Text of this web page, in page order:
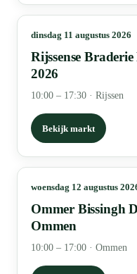
dinsdag 11 augustus 2026
Rijssense
2026
10:00 – 17:30 · Rijssen
Bekijk markt
woensdag 12 augustus
Ommer Bissingh
Ommen
10:00 – 17:00 · Ommen